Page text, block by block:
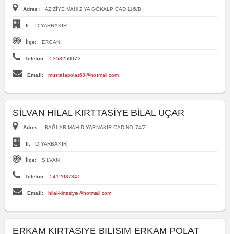
Adres: AZİZİYE MAH ZİYA GÖKALP CAD 116/B
İl: DİYARBAKIR
İlçe: ERGANİ
Telefon: 5358250073
Email: mustafapolat63@hotmail.com
SİLVAN HİLAL KIRTTASİYE BİLAL UÇAR
Adres: BAĞLAR MAH DIYARNAKIR CAD NO:74/Z
İl: DİYARBAKIR
İlçe: SİLVAN
Telefon: 5412037345
Email: hilal-kirtasiye@hotmail.com
ERKAM KIRTASIYE BILISIM ERKAM POLAT